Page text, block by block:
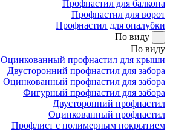
Профнастил для балкона
Профнастил для ворот
Профнастил для опалубки
По виду
По виду
Оцинкованный профнастил для крыши
Двусторонний профнастил для забора
Оцинкованный профнастил для забора
Фигурный профнастил для забора
Двусторонний профнастил
Оцинкованный профнастил
Профлист с полимерным покрытием